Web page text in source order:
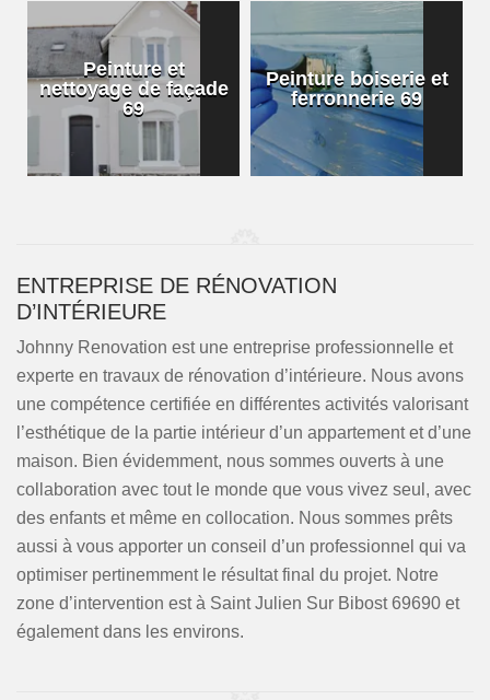
Peinture et
nettoyage de façade
69
Peinture boiserie et
ferronnerie 69
ENTREPRISE DE RÉNOVATION
D’INTÉRIEURE
Johnny Renovation est une entreprise professionnelle et
experte en travaux de rénovation d’intérieure. Nous avons
une compétence certifiée en différentes activités valorisant
l’esthétique de la partie intérieur d’un appartement et d’une
maison. Bien évidemment, nous sommes ouverts à une
collaboration avec tout le monde que vous vivez seul, avec
des enfants et même en collocation. Nous sommes prêts
aussi à vous apporter un conseil d’un professionnel qui va
optimiser pertinemment le résultat final du projet. Notre
zone d’intervention est à Saint Julien Sur Bibost 69690 et
également dans les environs.